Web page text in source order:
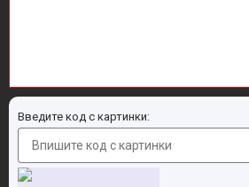
Введите код с картинки: